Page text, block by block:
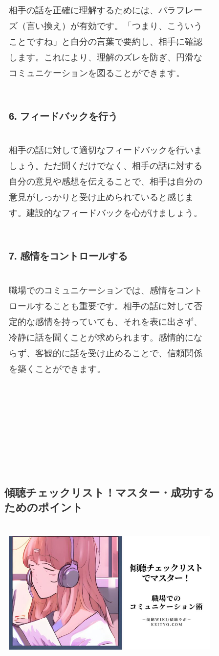
相手の話を正確に理解するためには、パラフレー
ズ（言い換え）が有効です。「つまり、こういう
ことですね」と自分の言葉で要約し、相手に確認
します。これにより、理解のズレを防ぎ、円滑な
コミュニケーションを図ることができます。
6. フィードバックを行う
相手の話に対して適切なフィードバックを行いま
しょう。ただ聞くだけでなく、相手の話に対する
自分の意見や感想を伝えることで、相手は自分の
意見がしっかりと受け止められていると感じま
す。建設的なフィードバックを心がけましょう。
7. 感情をコントロールする
職場でのコミュニケーションでは、感情をコント
ロールすることも重要です。相手の話に対して否
定的な感情を持っていても、それを表に出さず、
冷静に話を聞くことが求められます。感情的にな
らず、客観的に話を受け止めることで、信頼関係
を築くことができます。
傾聴チェックリスト！マスター・成功する
ためのポイント